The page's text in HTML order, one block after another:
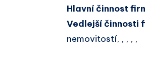
Hlavní činnost
Vedlejší činnosti
nemovitostí, , , , ,